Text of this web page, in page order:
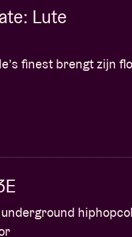
TERUGBETAALD.
of deze packages
Om de inhoud
aan te melden met
worden met
Lute
finest brengt zijn